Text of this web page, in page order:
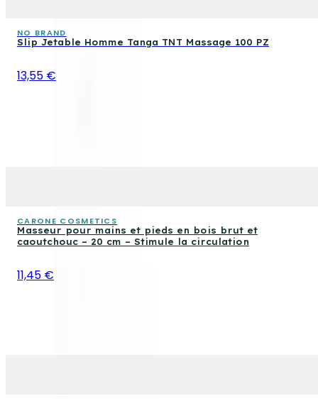
NO BRAND
Slip Jetable Homme Tanga TNT Massage 100 PZ
13,55 €
CARONE COSMETICS
Masseur pour mains et pieds en bois brut et
caoutchouc – 20 cm – Stimule la circulation
11,45 €